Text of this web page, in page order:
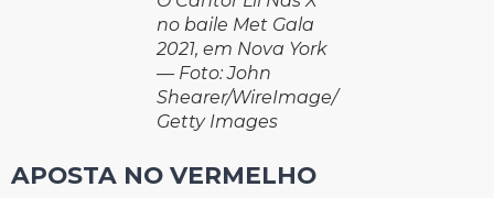
no baile Met Gala
2021, em Nova York
— Foto: John
Shearer/WireImage/
Getty Images
APOSTA NO VERMELHO